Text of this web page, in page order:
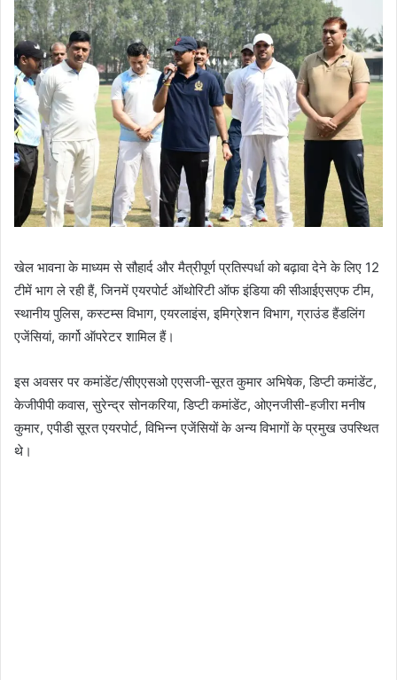
खेल भावना के माध्यम से सौहार्द और मैत्रीपूर्ण प्रतिस्पर्धा को बढ़ावा देने के लिए 12
टीमें भाग ले रही हैं, जिनमें एयरपोर्ट ऑथोरिटी ऑफ इंडिया की सीआईएसएफ टीम,
स्थानीय पुलिस, कस्टम्स विभाग, एयरलाइंस, इमिग्रेशन विभाग, ग्राउंड हैंडलिंग
एजेंसियां, कार्गो ऑपरेटर शामिल हैं।
इस अवसर पर कमांडेंट/सीएएसओ एएसजी-सूरत कुमार अभिषेक, डिप्टी कमांडेंट,
केजीपीपी कवास, सुरेन्द्र सोनकरिया, डिप्टी कमांडेंट, ओएनजीसी-हजीरा मनीष
कुमार, एपीडी सूरत एयरपोर्ट, विभिन्न एजेंसियों के अन्य विभागों के प्रमुख उपस्थित
थे।